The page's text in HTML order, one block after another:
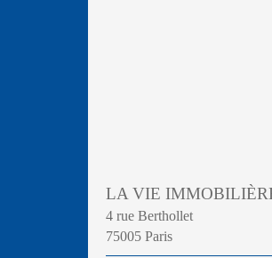
LA VIE
4 rue Berthollet
75005 Paris